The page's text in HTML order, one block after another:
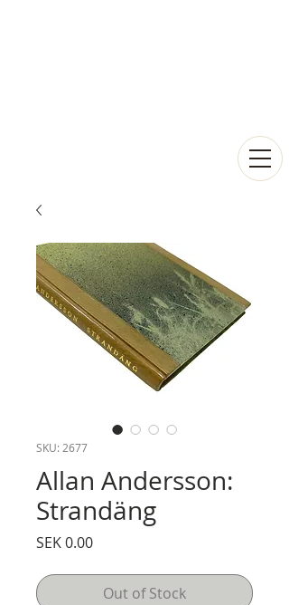
SKU: 2677
Allan Andersson:
Strandäng
SEK 0.00Price
Out of Stock